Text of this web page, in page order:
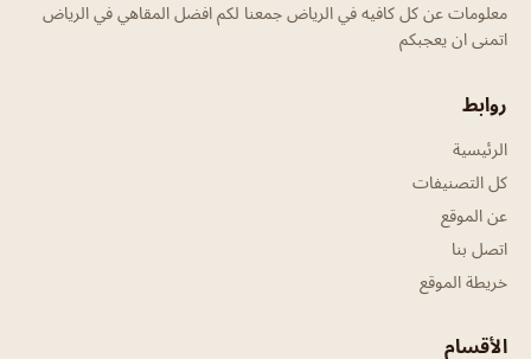
معلومات عن كل كافيه في الرياض جمعنا لكم افضل المقاهي في الرياض
اتمنى ان يعجبكم
روابط
الرئيسية
كل التصنيفات
عن الموقع
اتصل بنا
خريطة الموقع
الأقسام